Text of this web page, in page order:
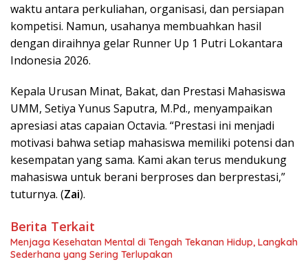
waktu antara perkuliahan, organisasi, dan persiapan
kompetisi. Namun, usahanya membuahkan hasil
dengan diraihnya gelar Runner Up 1 Putri Lokantara
Indonesia 2026.
Kepala Urusan Minat, Bakat, dan Prestasi Mahasiswa
UMM, Setiya Yunus Saputra, M.Pd., menyampaikan
apresiasi atas capaian Octavia. “Prestasi ini menjadi
motivasi bahwa setiap mahasiswa memiliki potensi dan
kesempatan yang sama. Kami akan terus mendukung
mahasiswa untuk berani berproses dan berprestasi,”
tuturnya. (Zai).
Berita Terkait
Menjaga Kesehatan Mental di Tengah Tekanan Hidup, Langkah
Sederhana yang Sering Terlupakan